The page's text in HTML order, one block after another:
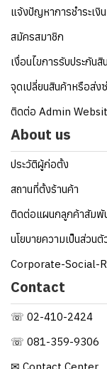
แจ้งปัญหาการชำระเงิน
สมัครสมาชิก
เงื่อนไขการรับประกันสิ
จุดเปลี่ยนสินค้าหรือส่ง
ติดต่อ Admin
About us
ประวัติผู้ก่อตั้ง
สถานที่ตั้งร้านค้า
ติดต่อแผนกลูกค้าสัมพั
นโยบายความเป็นส่วนตั
Corporate-Social-
Contact
☏ 02-410-2424
☏ 081-359-9306